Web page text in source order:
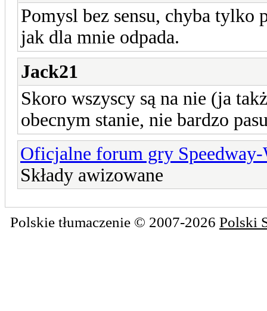
Pomysl bez sensu, chyba tylko
jak dla mnie odpada.
Jack21
Skoro wszyscy są na nie (ja
obecnym stanie, nie bardzo
Oficjalne forum gry
Składy awizowane
Polskie tłumaczenie © 2007-2026 Polski